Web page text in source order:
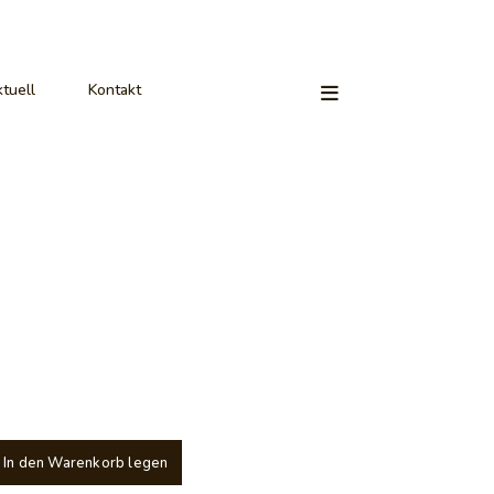
Kontakt
In den Warenkorb legen